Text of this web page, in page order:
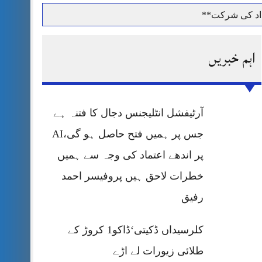
کی شرکت**
پر قربان
پریس کانفرنس
اہم خبریں
آرٹیفشل انٹلیجنس دجال کا فتنہ ہے
جس پر ہمیں فتح حاصل ہو گی،AI
پر اندھے اعتماد کی وجہ سے ہمیں
خطرات لاحق ہیں پروفیسر احمد
رفیق
کلرسیداں ڈکیتی‘ڈاکو1 کروڑ کے
طلائی زیورات لے اڑے